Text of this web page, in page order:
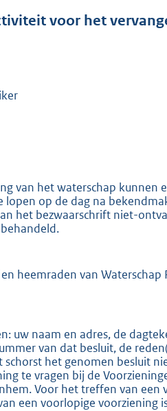
d
:
2
0
b
voor het
van het waterschap kunnen
op de dag na
het bezwaarschrift niet-
heemraden van Waterschap
uw naam en adres, de
van dat besluit, de
het genomen besluit
te vragen bij de
Voor het treffen van een
een voorlopige voorziening